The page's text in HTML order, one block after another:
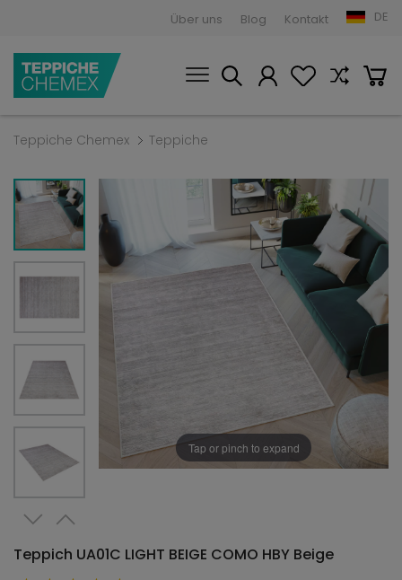
Über uns Blog Kontakt DE
Teppiche Chemex Teppiche
Tap or pinch to expand
Teppich UA01C LIGHT BEIGE COMO HBY Beige